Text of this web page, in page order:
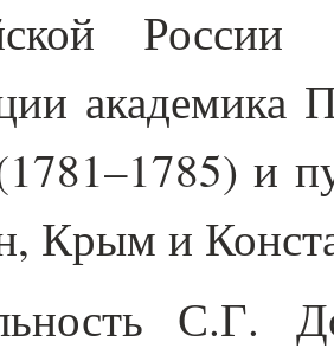
России
академика
и
Крым и
С.Г.